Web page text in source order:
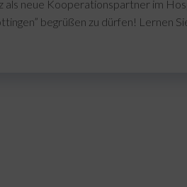
als neue Kooperationspartner im
begrüßen zu dürfen! Lernen